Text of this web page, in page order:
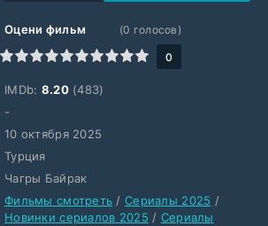
Оцени фильм
7 8 9 10
(0 голосов)
0
IMDb: 8.20(483)
-
10 октября 2025
Турция
Чагры Байрак
Фильмы смотреть /Сериалы 2025 /
Новинки сериалов 2025 / Сериалы